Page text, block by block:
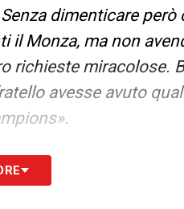
dimenticare però
il Monza, ma non
richieste miracolose.
avesse avuto
continuare con lui,